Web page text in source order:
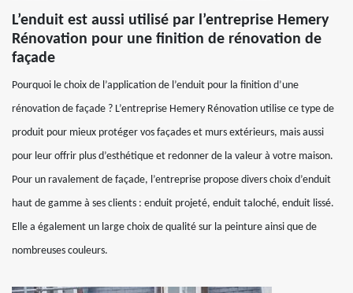
L’enduit est aussi utilisé par l’entreprise Hemery
Rénovation pour une finition de rénovation de
façade
Pourquoi le choix de l’application de l’enduit pour la finition d’une
rénovation de façade ? L’entreprise Hemery Rénovation utilise ce type de
produit pour mieux protéger vos façades et murs extérieurs, mais aussi
pour leur offrir plus d’esthétique et redonner de la valeur à votre maison.
Pour un ravalement de façade, l’entreprise propose divers choix d’enduit
haut de gamme à ses clients : enduit projeté, enduit taloché, enduit lissé.
Elle a également un large choix de qualité sur la peinture ainsi que de
nombreuses couleurs.